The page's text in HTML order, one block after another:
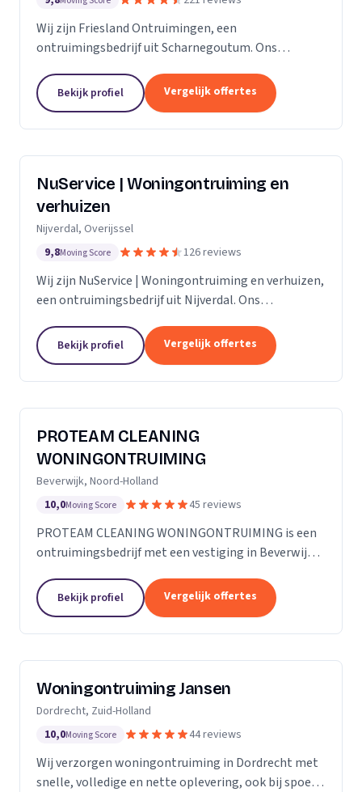
Wij zijn Friesland Ontruimingen, een
ontruimingsbedrijf uit Scharnegoutum. Ons
Bekijk profiel Vergelijk offertes
NuService | Woningontruiming en
verhuizen
Nijverdal, Overijssel
9,8Moving Score 126 reviews
Wij zijn NuService | Woningontruiming en verhuizen,
een ontruimingsbedrijf uit Nijverdal. Ons
Bekijk profiel Vergelijk offertes
PROTEAM CLEANING
WONINGONTRUIMING
Beverwijk, Noord-Holland
10,0Moving Score 45 reviews
PROTEAM CLEANING WONINGONTRUIMING is een
ontruimingsbedrijf met een vestiging in Beverwijk.
Bekijk profiel Vergelijk offertes
Woningontruiming Jansen
Dordrecht, Zuid-Holland
10,0Moving Score 44 reviews
Wij verzorgen woningontruiming in Dordrecht met
snelle, volledige en nette oplevering, ook bij spoed